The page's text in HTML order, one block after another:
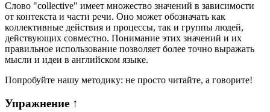
Слово "collective" имеет множество значений в зависимости
от контекста и части речи. Оно может обозначать как
коллективные действия и процессы, так и группы людей,
действующих совместно. Понимание этих значений и их
правильное использование позволяет более точно выражать
мысли и идеи в английском языке.
Попробуйте нашу методику: не просто читайте, а говорите!
Упражнение ↑